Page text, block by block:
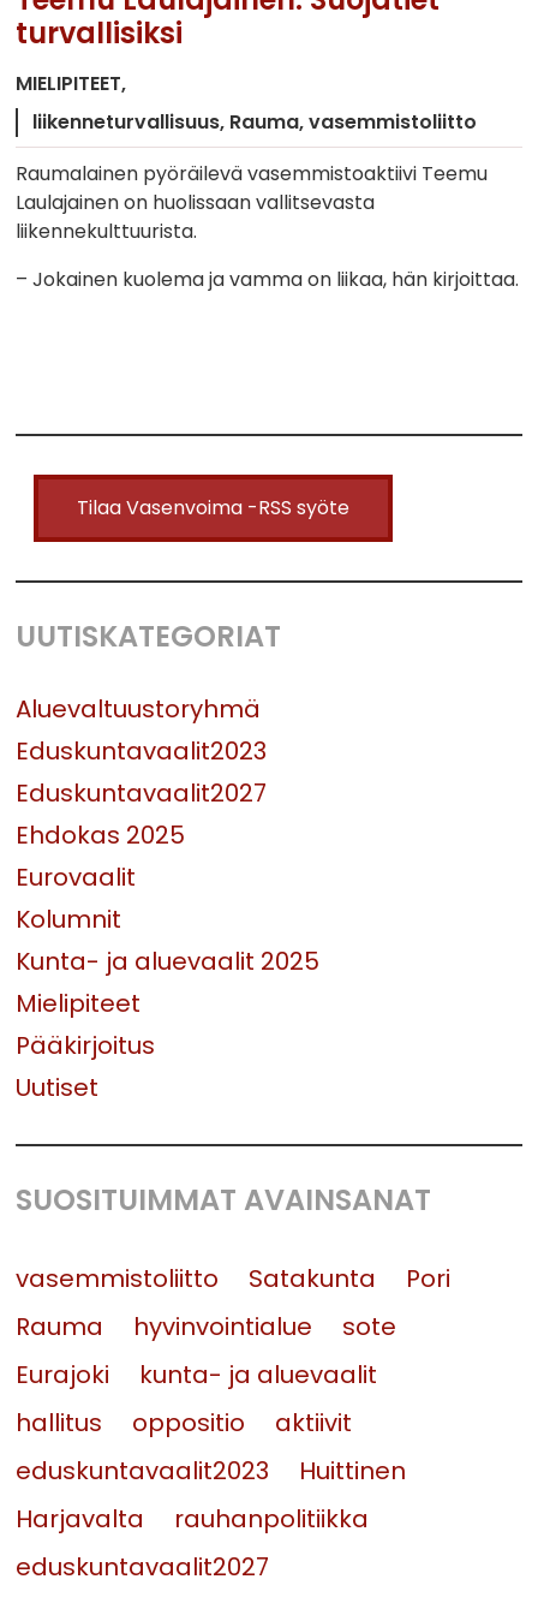
turvallisiksi
MIELIPITEET
liikenneturvallisuus Rauma vasemmistoliitto
Raumalainen pyöräilevä vasemmistoaktiivi Teemu
Laulajainen on huolissaan vallitsevasta
liikennekulttuurista.
– Jokainen kuolema ja vamma on liikaa, hän kirjoittaa.
Tilaa Vasenvoima -RSS syöte
UUTISKATEGORIAT
Aluevaltuustoryhmä
Eduskuntavaalit2023
Eduskuntavaalit2027
Ehdokas 2025
Eurovaalit
Kolumnit
Kunta- ja aluevaalit 2025
Mielipiteet
Pääkirjoitus
Uutiset
SUOSITUIMMAT AVAINSANAT
vasemmistoliitto Satakunta
Pori
Rauma
hyvinvointialue
sote
Eurajoki
kunta- ja aluevaalit
hallitus
oppositio
aktiivit
eduskuntavaalit2023
Huittinen
Harjavalta
rauhanpolitiikka
eduskuntavaalit2027